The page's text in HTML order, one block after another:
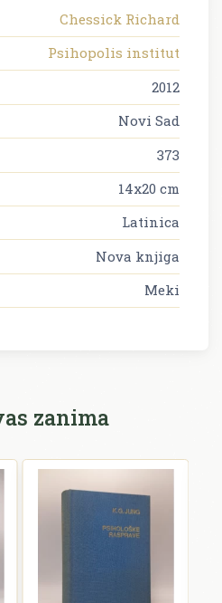
Chessick Richard
Psihopolis institut
2012
Novi Sad
373
14x20 cm
Latinica
Nova knjiga
Meki
zanima